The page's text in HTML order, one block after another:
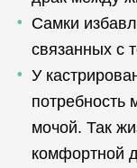
Самки
связанных с
У
потребность
мочой. Так
комфортной